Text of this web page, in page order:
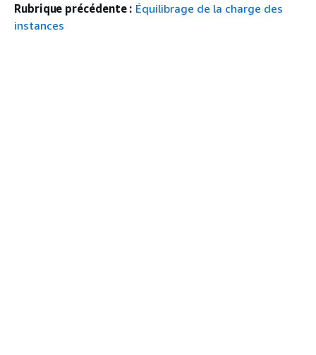
Rubrique précédente : Équilibrage de la charge des
instances